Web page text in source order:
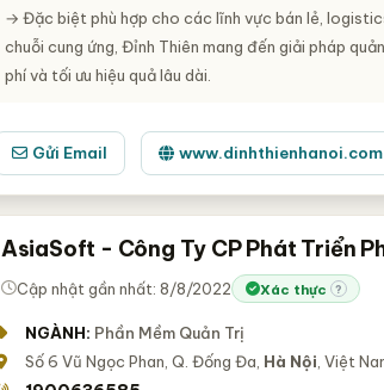
→ Đặc biệt phù hợp cho các lĩnh vực bán lẻ,
chuỗi cung ứng, Đỉnh Thiên mang đến giải pháp
phí và tối ưu hiệu quả lâu dài.
Gửi Email www.dinhthienhanoi.com
AsiaSoft - Công Ty CP Phát Triển
Cập nhật gần nhất: 8/8/2022 Xác thực ?
NGÀNH: Phần Mềm Quản Trị
Số 6 Vũ Ngọc Phan, Q. Đống Đa, Hà Nội , Việt